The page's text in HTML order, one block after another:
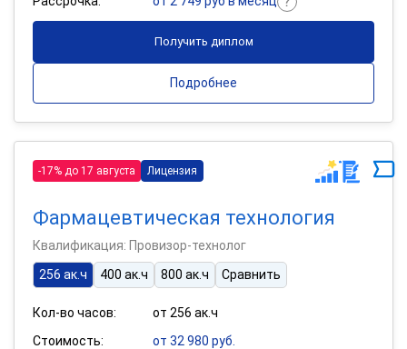
Получить диплом
Подробнее
-17% до 17 августа Лицензия
Фармацевтическая технология
Квалификация: Провизор-технолог
256 ак.ч
400 ак.ч 800 ак.ч Сравнить
Кол-во часов:
от 256 ак.ч
Стоимость:
от 32 980 руб.